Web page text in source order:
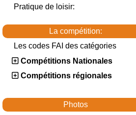
Pratique de loisir:
La compétition:
Les codes FAI des catégories
Compétitions Nationales
Compétitions régionales
Photos